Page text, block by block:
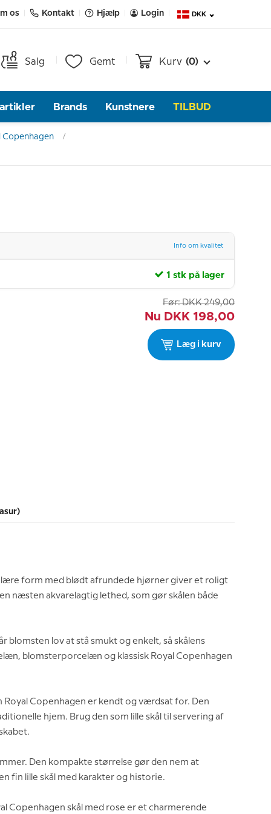
os Kontakt Hjælp Login DKK
Salg Gemt Kurv (0)
Brands Kunstnere TILBUD
Copenhagen
Info om kvalitet
1 stk på lager
Før: DKK 249,00
Nu DKK 198,00
Læg i kurv
form med blødt afrundede hjørner giver et roligt
næsten akvarelagtig lethed, som gør skålen både
lov at stå smukt og enkelt, så skålens
blomsterporcelæn og klassisk Royal Copenhagen
Copenhagen er kendt og værdsat for. Den
hjem. Brug den som lille skål til servering af
Den kompakte størrelse gør den nem at
fin lille skål med karakter og historie.
Copenhagen skål med rose er et charmerende